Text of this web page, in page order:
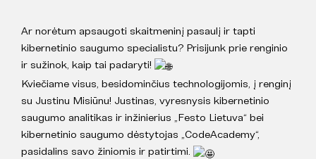
Ar norėtum apsaugoti skaitmeninį pasaulį ir tapti
kibernetinio saugumo specialistu? Prisijunk prie renginio
ir sužinok, kaip tai padaryti!
Kviečiame visus, besidominčius technologijomis, į renginį
su Justinu Misiūnu! Justinas, vyresnysis kibernetinio
saugumo analitikas ir inžinierius „Festo Lietuva“ bei
kibernetinio saugumo dėstytojas „CodeAcademy“,
pasidalins savo žiniomis ir patirtimi.